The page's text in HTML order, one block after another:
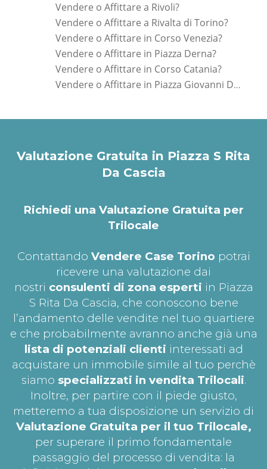
Vendere o Affittare a Rivoli?
Vendere o Affittare a Rivalta di Torino?
Vendere o Affittare in Corso Venezia?
Vendere o Affittare in Piazza Derna?
Vendere o Affittare in Corso Catania?
Vendere o Affittare in Piazza Giovanni Dalle Bande Nere?
Valutazione Gratuita in Piazza S Rita
Da Cascia
Richiedi una Valutazione Gratuita per
Trilocale
Contattando Vendere Case Torino potrai
ricevere una valutazione dai
nostri consulenti di zona esperti in Piazza
S Rita Da Cascia, che conoscono bene
l’andamento delle vendite nel tuo quartiere
e che probabilmente avranno anche già una
lista di potenziali clienti interessati ad
acquistare un immobile simile al tuo perchè
siamo specializzati in vendita Trilocali.
Inoltre, per partire con il piede giusto,
metteremo a tua disposizione un servizio di
Valutazione Gratuita per il tuo Trilocale,
per superare il primo fondamentale
passaggio del processo di vendita: la